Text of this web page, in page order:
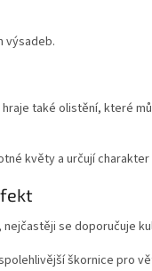
výsadeb.
také olistění, které
květy a určují
se doporučuje
škornice pro